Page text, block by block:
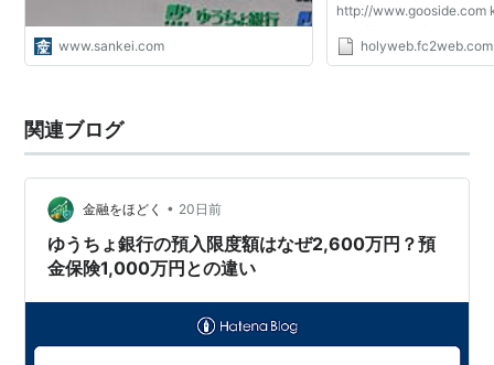
http://www.japanpost.jp/
www.sankei.com
http://www.gooside.com
http://www.easter.ne.jp
holyweb.fc2web.com
関連ブログ
金融をほどく • 20日前
ゆうちょ銀行の預入限度額はなぜ2,600万円？預
金保険1,000万円との違い